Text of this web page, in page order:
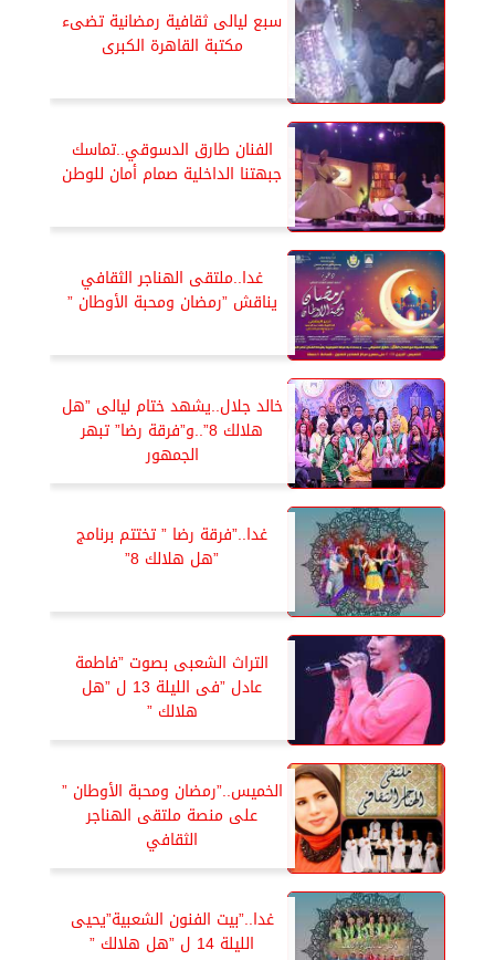
سبع ليالى ثقافية رمضانية تضىء
مكتبة القاهرة الكبرى
الفنان طارق الدسوقي..تماسك
جبهتنا الداخلية صمام أمان للوطن
غدا..ملتقى الهناجر الثقافي
يناقش ”رمضان ومحبة الأوطان ”
خالد جلال..يشهد ختام ليالى ”هل
هلالك 8”..و”فرقة رضا” تبهر
الجمهور
غدا..”فرقة رضا ” تختتم برنامج
”هل هلالك 8”
التراث الشعبى بصوت ”فاطمة
عادل ”فى الليلة 13 ل ”هل
هلالك ”
الخميس..”رمضان ومحبة الأوطان ”
على منصة ملتقى الهناجر
الثقافي
غدا..”بيت الفنون الشعبية”يحيى
الليلة 14 ل ”هل هلالك ”